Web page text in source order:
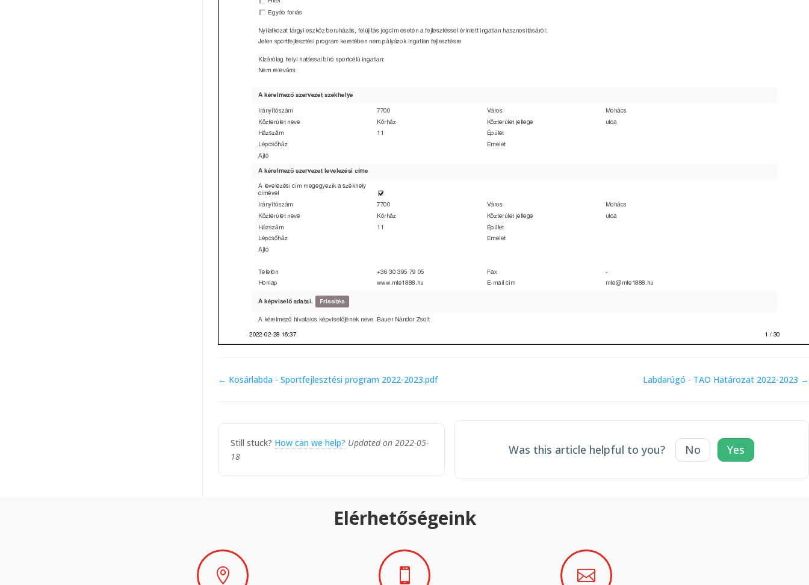
Doc
← Kosárlabda - Sportfejlesztési program 2022-2023.pdf Labdarúgó - TAO Határozat 2022-2023 →
Still stuck? How can we help? Updated on 2022-05-
18
Was this article helpful to you? No Yes
Elérhetőségeink
  